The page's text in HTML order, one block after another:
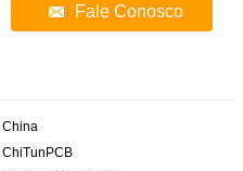
Fale Conosco
China
ChiTunPCB